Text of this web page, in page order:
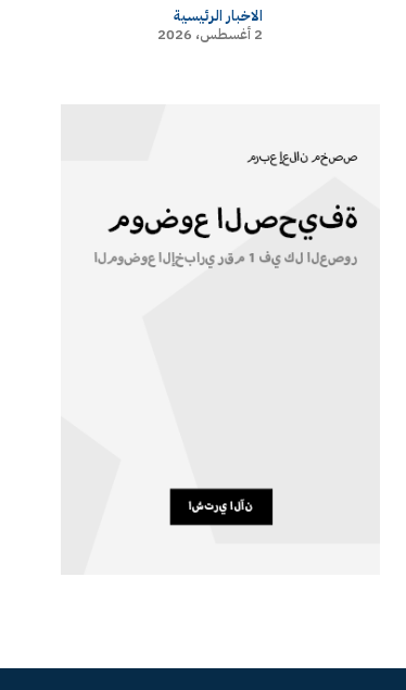
الاخبار الرئيسية
2 أغسطس، 2026